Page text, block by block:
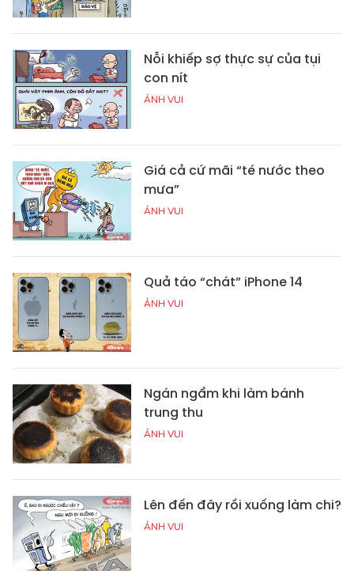
Nỗi khiếp sợ thực sự của tụi
con nít
ẢNH VUI
Giá cả cứ mãi “té nước theo
mưa”
ẢNH VUI
Quả táo “chát” iPhone 14
ẢNH VUI
Ngán ngẩm khi làm bánh
trung thu
ẢNH VUI
Lên đến đây rồi xuống làm chi?
ẢNH VUI